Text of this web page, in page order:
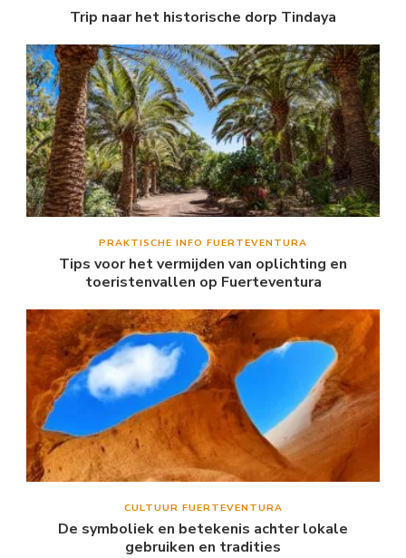
Trip naar het historische dorp Tindaya
PRAKTISCHE INFO FUERTEVENTURA
Tips voor het vermijden van oplichting en
toeristenvallen op Fuerteventura
CULTUUR FUERTEVENTURA
De symboliek en betekenis achter lokale
gebruiken en tradities